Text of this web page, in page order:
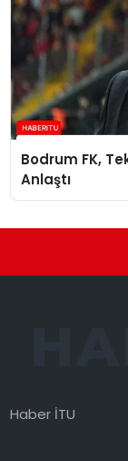
Bodrum FK,
Anlaştı
Haber İTU